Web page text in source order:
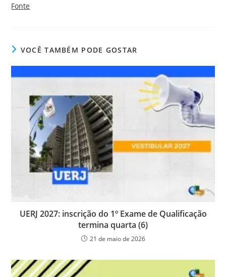
Fonte
VOCÊ TAMBÉM PODE GOSTAR
UERJ 2027: inscrição do 1º Exame de Qualificação
termina quarta (6)
21 de maio de 2026